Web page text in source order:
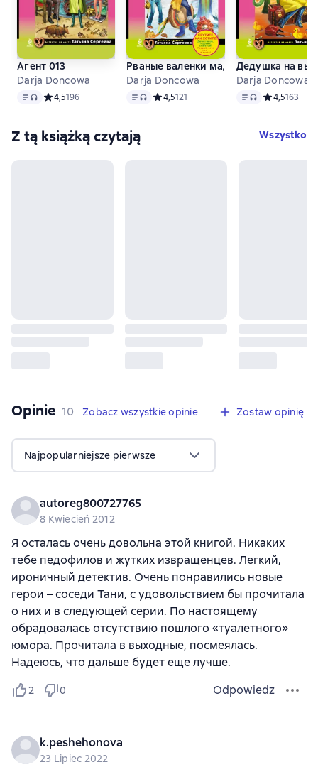
Агент 013
Darja Doncowa
Tekst , format audio dostępny
Средний рейтинг 4,5 на основе 196 оценок
4,5196
Рваные валенки мадам Помпадур
Darja Doncowa
Tekst , format audio dostępny
Средний рейтинг 4,5 на основе 121
4,5121
Дедушка на
Darja Doncowa
Tekst , format
Средний
4,5163
Z tą książką czytają Wszystko
Opinie 10 opinie
10 Zobacz wszystkie opinie Zostaw opinię
Najpopularniejsze pierwsze
autoreg800727765
8 Kwiecień 2012
Я осталась очень довольна этой книгой. Никаких
тебе педофилов и жутких извращенцев. Легкий,
ироничный детектив. Очень понравились новые
герои – соседи Тани, с удовольствием бы прочитала
о них и в следующей серии. По настоящему
обрадовалась отсутствию пошлого «туалетного»
юмора. Прочитала в выходные, посмеялась.
Надеюсь, что дальше будет еще лучше.
2 0 Odpowiedz
k.peshehonova
23 Lipiec 2022